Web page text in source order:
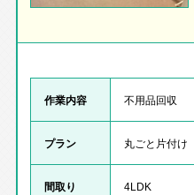
作業内容 不用品回収
プラン 丸ごと片付け
間取り 4LDK